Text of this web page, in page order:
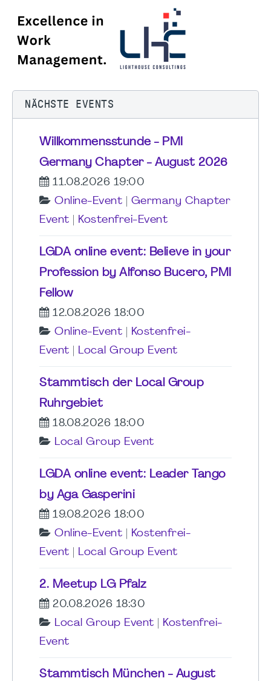
NÄCHSTE EVENTS
Willkommensstunde - PMI
Germany Chapter - August 2026
11.08.2026 19:00
Online-Event
Germany Chapter
Event
Kostenfrei-Event
LGDA online event: Believe in your
Profession by Alfonso Bucero, PMI
Fellow
12.08.2026 18:00
Online-Event
Kostenfrei-
Event
Local Group Event
Stammtisch der Local Group
Ruhrgebiet
18.08.2026 18:00
Local Group Event
LGDA online event: Leader Tango
by Aga Gasperini
19.08.2026 18:00
Online-Event
Kostenfrei-
Event
Local Group Event
2. Meetup LG Pfalz
20.08.2026 18:30
Local Group Event
Kostenfrei-
Event
Stammtisch München - August